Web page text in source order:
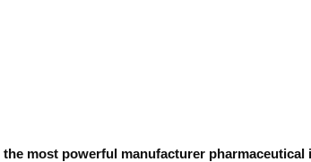
most powerful manufacturer